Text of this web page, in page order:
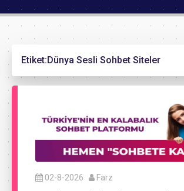
Etiket:Dünya Sesli Sohbet Siteler
02-8-2026 Farz